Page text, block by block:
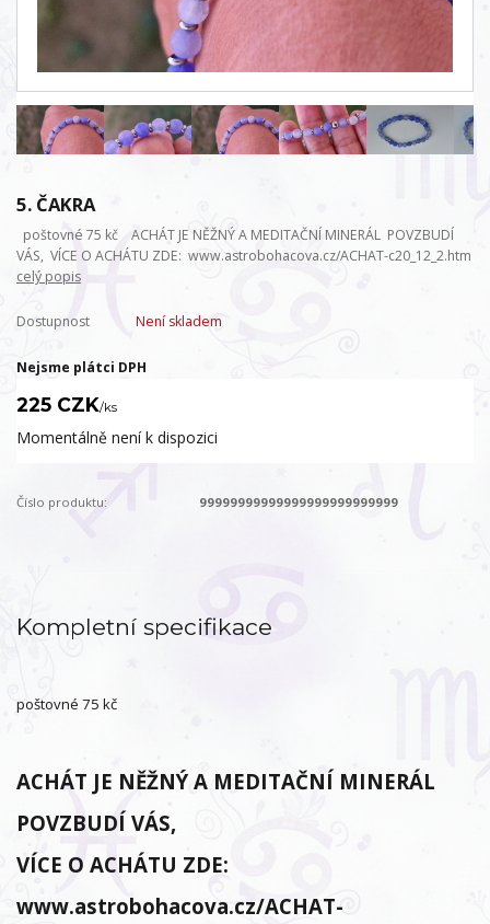
5. ČAKRA
poštovné 75 kč ACHÁT JE NĚŽNÝ A MEDITAČNÍ MINERÁL POVZBUDÍ
VÁS, VÍCE O ACHÁTU ZDE: www.astrobohacova.cz/ACHAT-c20_12_2.htm
celý popis
Dostupnost Není skladem
Nejsme plátci DPH
225 CZK/ks
Momentálně není k dispozici
Číslo produktu: 99999999999999999999999999
Kompletní specifikace
poštovné 75 kč
ACHÁT JE NĚŽNÝ A MEDITAČNÍ MINERÁL
POVZBUDÍ VÁS,
VÍCE O ACHÁTU ZDE:
www.astrobohacova.cz/ACHAT-